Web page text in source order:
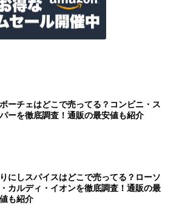
ーチェはどこで売ってる？コンビニ・ス
ーを徹底調査！通販の最安値も紹介
にしスパイスはどこで売ってる？ローソ
カルディ・イオンを徹底調査！通販の最
も紹介